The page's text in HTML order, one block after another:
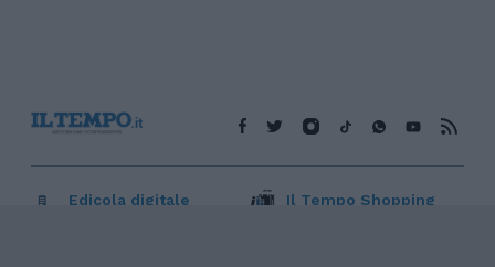
Edicola digitale Il Tempo Shopping